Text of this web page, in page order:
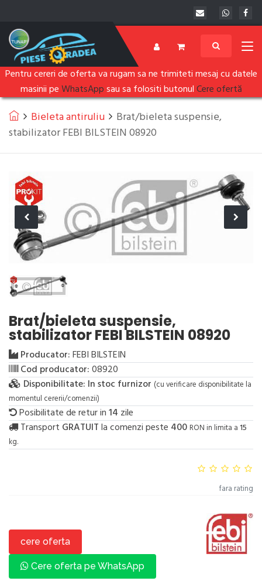
Pentru cereri de oferta va rugam sa ne trimiteti mesaj cu datele
masinii peWhatsAppsau sa folositi butonulCere ofertă
Bieleta antiruliu
Brat/bieleta suspensie,
stabilizator FEBI BILSTEIN 08920
Brat/bieleta suspensie,
stabilizator FEBI BILSTEIN 08920
Producator:FEBI BILSTEIN
Cod producator:08920
Disponibilitate: In stoc furnizor (cu verificare disponibilitate la
momentul cererii/comenzii)
Posibilitate de retur in14 zile
Transport GRATUITla comenzi peste 400 RON in limita a15
kg.
fara rating
cere oferta
Cere oferta pe WhatsApp